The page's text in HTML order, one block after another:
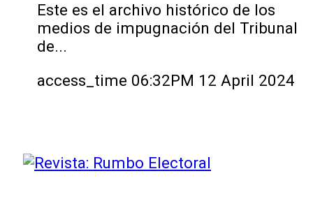
Este es el archivo histórico de los
medios de impugnación del Tribunal
de...
access_time 06:32PM 12 April 2024